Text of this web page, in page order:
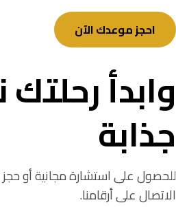
احجز موعدك الآن
وابدأ
جذابة
للحصول على استشارة مجانية أو حجز
الاتصال على أرقامنا.